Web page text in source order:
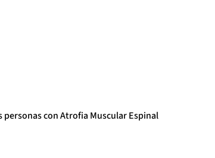
con Atrofia Muscular Espinal